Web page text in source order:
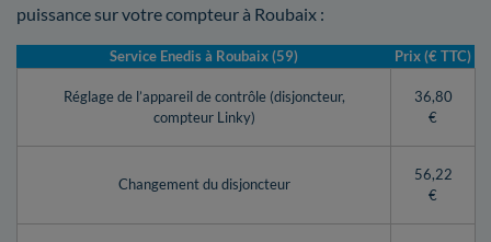
puissance sur votre compteur à Roubaix :
Service Enedis à Roubaix (59) Prix (€ TTC)
Réglage de l’appareil de contrôle (disjoncteur,
compteur Linky)
36,80
€
Changement du disjoncteur
56,22
€